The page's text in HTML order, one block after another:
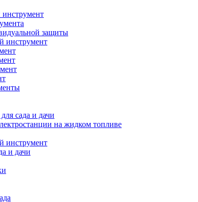
защиты
инструмент
сада и дачи
на жидком топливе
инструмент
и дачи